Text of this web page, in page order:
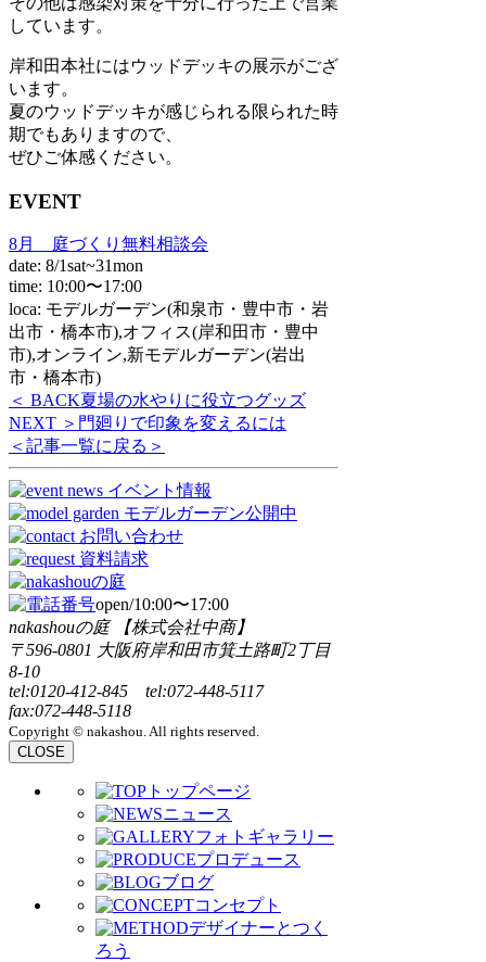
しています。
岸和田本社にはウッドデッキの展示がござ
います。
夏のウッドデッキが感じられる限られた時
期でもありますので、
ぜひご体感ください。
EVENT
8月 庭づくり無料相談会
date: 8/1sat~31mon
time: 10:00〜17:00
loca: モデルガーデン(和泉市・豊中市・岩
出市・橋本市),オフィス(岸和田市・豊中
市),オンライン,新モデルガーデン(岩出
市・橋本市)
＜ BACK夏場の水やりに役立つグッズ
NEXT ＞ 門廻りで印象を変えるには
＜記事一覧に戻る＞
open/10:00〜17:00
nakashouの庭 【株式会社中商】
〒596-0801 大阪府岸和田市箕土路町2丁目
8-10
tel:0120-412-845 tel:072-448-5117
fax:072-448-5118
Copyright © nakashou. All rights reserved.
CLOSE
トップページ
ニュース
フォトギャラリー
プロデュース
ブログ
コンセプト
デザイナーとつく
ろう